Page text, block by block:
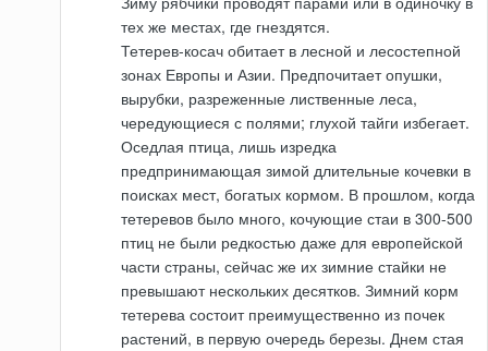
тех же местах, где гнездятся.
Тетерев-косач обитает в лесной и лесостепной
зонах Европы и Азии. Предпочитает опушки,
вырубки, разреженные лиственные леса,
чередующиеся с полями; глухой тайги избегает.
Оседлая птица, лишь изредка
предпринимающая зимой длительные кочевки в
поисках мест, богатых кормом. В прошлом, когда
тетеревов было много, кочующие стаи в 300-500
птиц не были редкостью даже для европейской
части страны, сейчас же их зимние стайки не
превышают нескольких десятков. Зимний корм
тетерева состоит преимущественно из почек
растений, в первую очередь березы. Днем стая